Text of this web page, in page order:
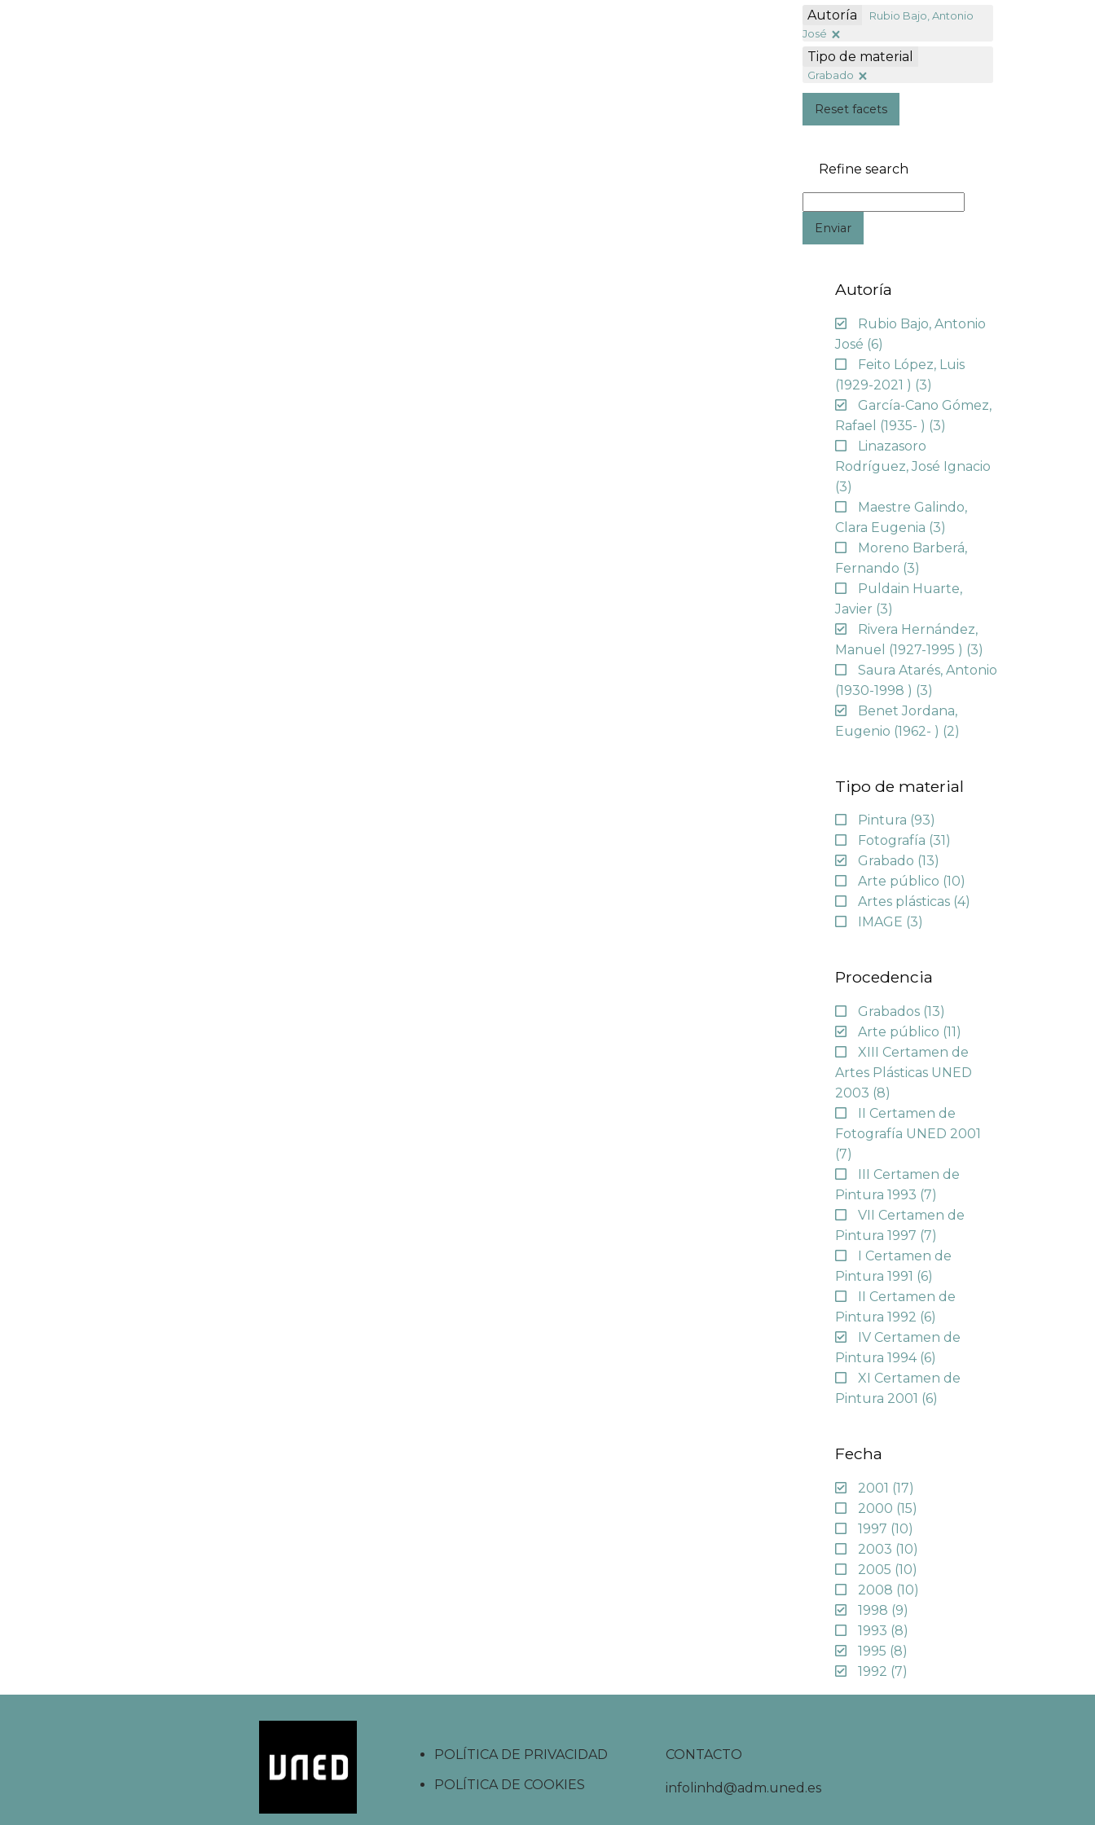
Autoría
Rubio Bajo, Antonio
José
Tipo de material
Grabado
Reset facets
Refine search
Enviar
Autoría
Rubio Bajo, Antonio
José (6)
Feito López, Luis
(1929-2021 ) (3)
García-Cano Gómez,
Rafael (1935- ) (3)
Linazasoro
Rodríguez, José Ignacio
(3)
Maestre Galindo,
Clara Eugenia (3)
Moreno Barberá,
Fernando (3)
Puldain Huarte,
Javier (3)
Rivera Hernández,
Manuel (1927-1995 ) (3)
Saura Atarés, Antonio
(1930-1998 ) (3)
Benet Jordana,
Eugenio (1962- ) (2)
Tipo de material
Pintura (93)
Fotografía (31)
Grabado (13)
Arte público (10)
Artes plásticas (4)
IMAGE (3)
Procedencia
Grabados (13)
Arte público (11)
XIII Certamen de
Artes Plásticas UNED
2003 (8)
II Certamen de
Fotografía UNED 2001
(7)
III Certamen de
Pintura 1993 (7)
VII Certamen de
Pintura 1997 (7)
I Certamen de
Pintura 1991 (6)
II Certamen de
Pintura 1992 (6)
IV Certamen de
Pintura 1994 (6)
XI Certamen de
Pintura 2001 (6)
Fecha
2001 (17)
2000 (15)
1997 (10)
2003 (10)
2005 (10)
2008 (10)
1998 (9)
1993 (8)
1995 (8)
1992 (7)
POLÍTICA DE PRIVACIDAD
POLÍTICA DE COOKIES
CONTACTO
infolinhd@adm.uned.es